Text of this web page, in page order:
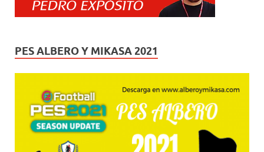
PES ALBERO Y MIKASA 2021